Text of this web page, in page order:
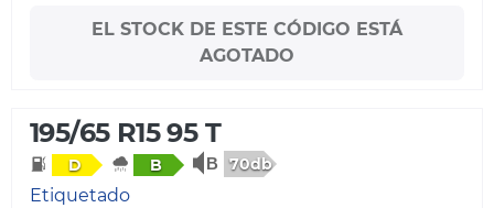
EL STOCK DE ESTE CÓDIGO ESTÁ
AGOTADO
195/65 R15 95 T
D B 70db
Etiquetado